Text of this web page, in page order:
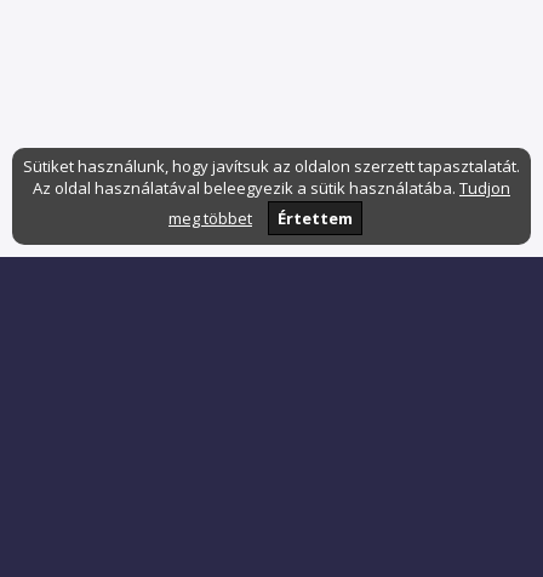
Sütiket használunk, hogy javítsuk az oldalon szerzett tapasztalatát.
Az oldal használatával beleegyezik a sütik használatába. Tudjon
meg többet
Értettem